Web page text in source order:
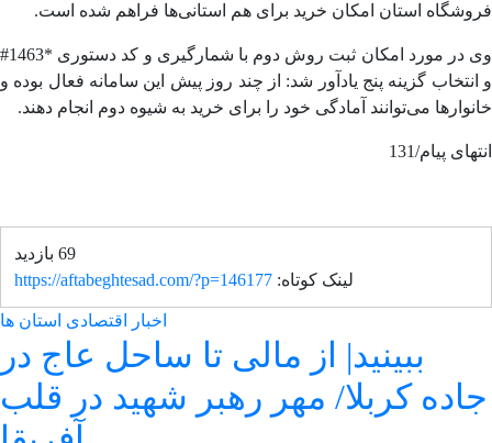
استان امکان خرید برای هم استانی‌ها فراهم شده است.
وی در مورد امکان ثبت روش دوم با شمارگیری و کد دستوری *1463#
گزینه پنج یادآور شد: از چند روز پیش این سامانه فعال بوده و
می‌توانند آمادگی خود را برای خرید به شیوه دوم انجام دهند.
پیام/131
69 بازدید
لینک کوتاه:https://aftabeghtesad.com/?p=146177
اخبار اقتصادی استان ها
ببینید| از مالی تا ساحل عاج در
کربلا/ مهر رهبر شهید در قلب